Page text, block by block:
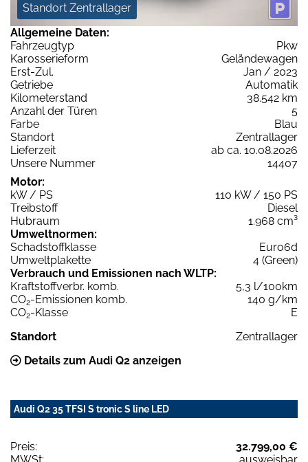
Standort Zentrallager
Allgemeine Daten:
Fahrzeugtyp
Pkw
Karosserieform
Geländewagen
Erst-Zul.
Jan / 2023
Getriebe
Automatik
Kilometerstand
38.542 km
Anzahl der Türen
5
Farbe
Blau
Standort
Zentrallager
Lieferzeit
ab ca. 10.08.2026
Unsere Nummer
14407
Motor:
kW / PS
110 kW / 150 PS
Treibstoff
Diesel
Hubraum
1.968 cm³
Umweltnormen:
Schadstoffklasse
Euro6d
Umweltplakette
4 (Green)
Verbrauch und Emissionen nach WLTP:
Kraftstoffverbr. komb.
5,3 l/100km
CO2-Emissionen komb.
140 g/km
CO2-Klasse
E
Standort
Zentrallager
Details zum Audi Q2 anzeigen
Audi Q2 35 TFSI S tronic S line LED
Preis:
32.799,00 €
MWSt:
ausweisbar